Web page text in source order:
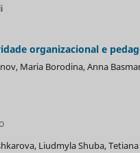
organizacional e
Maria Borodina, Anna
Liudmyla Shuba,